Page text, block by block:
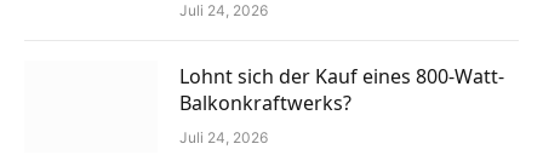
Juli 24, 2026
Lohnt sich der Kauf eines 800-Watt-
Balkonkraftwerks?
Juli 24, 2026